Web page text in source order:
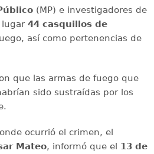
(MP) e investigadores de
lugar 44 casquillos de
así como pertenencias de
que las armas de fuego que
sido sustraídas por los
ocurrió el crimen, el
Mateo, informó que el 13 de